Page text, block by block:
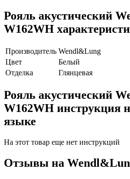
Рояль акустический
W162WH
Производитель Wendl&Lung
Цвет
Белый
Отделка
Глянцевая
Рояль акустический
W162WH инструкция
языке
На этот товар еще нет инструкций
Отзывы на